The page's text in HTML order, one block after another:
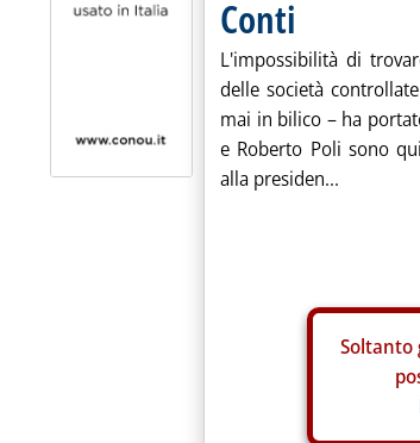
Conti
L'impossibilità di
delle società
mai in bilico – ha
e Roberto Poli sono
alla presiden...
Soltanto